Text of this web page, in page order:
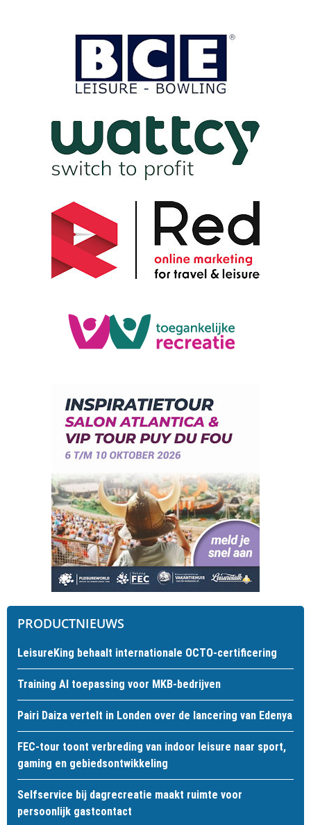
PRODUCTNIEUWS
LeisureKing behaalt internationale OCTO-certificering
Training AI toepassing voor MKB-bedrijven
Pairi Daiza vertelt in Londen over de lancering van Edenya
FEC-tour toont verbreding van indoor leisure naar sport,
gaming en gebiedsontwikkeling
Selfservice bij dagrecreatie maakt ruimte voor
persoonlijk gastcontact